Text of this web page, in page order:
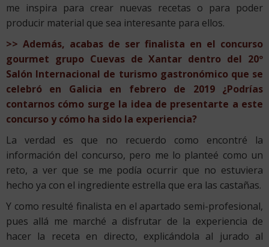
me inspira para crear nuevas recetas o para poder
producir material que sea interesante para ellos.
>> Además, acabas de ser finalista en el concurso
gourmet grupo Cuevas de Xantar dentro del 20º
Salón Internacional de turismo gastronómico que se
celebró en Galicia en febrero de 2019 ¿Podrías
contarnos cómo surge la idea de presentarte a este
concurso y cómo ha sido la experiencia?
La verdad es que no recuerdo como encontré la
información del concurso, pero me lo planteé como un
reto, a ver que se me podía ocurrir que no estuviera
hecho ya con el ingrediente estrella que era las castañas.
Y como resulté finalista en el apartado semi-profesional,
pues allá me marché a disfrutar de la experiencia de
hacer la receta en directo, explicándola al jurado al